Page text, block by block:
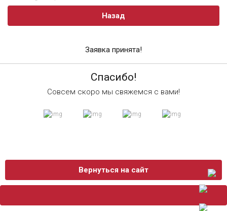
Назад
Заявка принята!
Спасибо!
Совсем скоро мы свяжемся с вами!
Вернуться на сайт